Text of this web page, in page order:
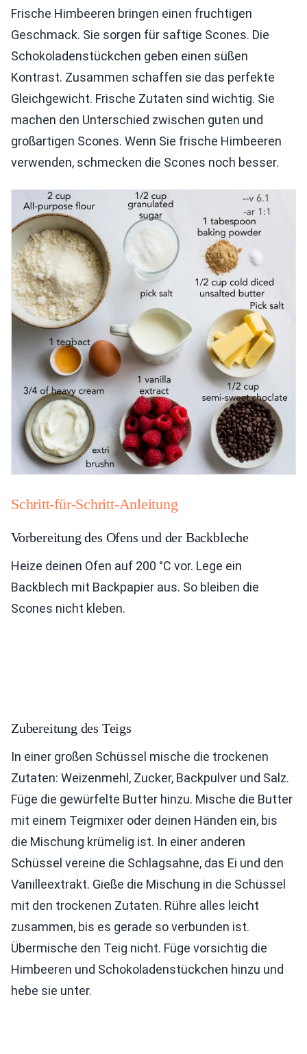
Frische Himbeeren bringen einen fruchtigen
Geschmack. Sie sorgen für saftige Scones. Die
Schokoladenstückchen geben einen süßen
Kontrast. Zusammen schaffen sie das perfekte
Gleichgewicht. Frische Zutaten sind wichtig. Sie
machen den Unterschied zwischen guten und
großartigen Scones. Wenn Sie frische Himbeeren
verwenden, schmecken die Scones noch besser.
Schritt-für-Schritt-Anleitung
Vorbereitung des Ofens und der Backbleche
Heize deinen Ofen auf 200 °C vor. Lege ein
Backblech mit Backpapier aus. So bleiben die
Scones nicht kleben.
Zubereitung des Teigs
In einer großen Schüssel mische die trockenen
Zutaten: Weizenmehl, Zucker, Backpulver und Salz.
Füge die gewürfelte Butter hinzu. Mische die Butter
mit einem Teigmixer oder deinen Händen ein, bis
die Mischung krümelig ist. In einer anderen
Schüssel vereine die Schlagsahne, das Ei und den
Vanilleextrakt. Gieße die Mischung in die Schüssel
mit den trockenen Zutaten. Rühre alles leicht
zusammen, bis es gerade so verbunden ist.
Übermische den Teig nicht. Füge vorsichtig die
Himbeeren und Schokoladenstückchen hinzu und
hebe sie unter.